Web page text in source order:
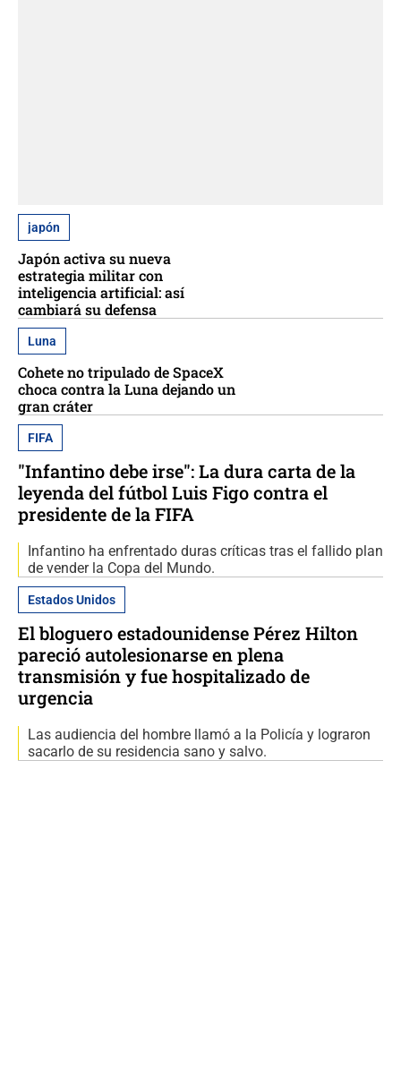
japón
Japón activa su nueva
estrategia militar con
inteligencia artificial: así
cambiará su defensa
Luna
Cohete no tripulado de SpaceX
choca contra la Luna dejando un
gran cráter
FIFA
"Infantino debe irse": La dura carta de la
leyenda del fútbol Luis Figo contra el
presidente de la FIFA
Infantino ha enfrentado duras críticas tras el fallido plan
de vender la Copa del Mundo.
Estados Unidos
El bloguero estadounidense Pérez Hilton
pareció autolesionarse en plena
transmisión y fue hospitalizado de
urgencia
Las audiencia del hombre llamó a la Policía y lograron
sacarlo de su residencia sano y salvo.